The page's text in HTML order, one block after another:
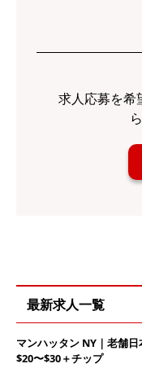
求人応募を希
最新求人一覧
マンハッタン NY｜老舗
$20〜$30＋チップ